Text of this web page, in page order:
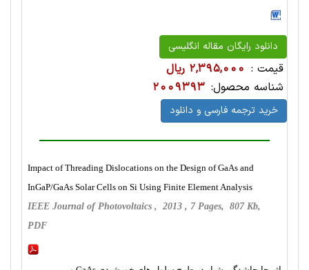
دانلود رایگان مقاله انگلیسی
قیمت : 2,395,000 ریال
شناسه محصول: 2009393
خرید ترجمه فارسی و دانلود
Impact of Threading Dislocations on the Design of GaAs and
InGaP/GaAs Solar Cells on Si Using Finite Element Analysis
IEEE Journal of Photovoltaics , 2013 , 7 Pages, 807 Kb,
PDF